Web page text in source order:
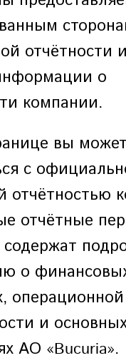
отчётности и
о
компании.
вы
с
отчётностью
отчётные
о
операционной
и
АО «Bucuria».
ПРОГРАММЫ
ВОЙТИ
ВОЙТИ